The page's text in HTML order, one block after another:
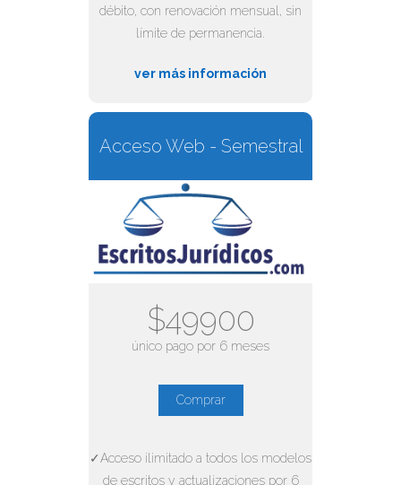
débito, con renovación mensual, sin
límite de permanencia.
ver más información
Acceso Web - Semestral
$49900
único pago por 6 meses
Comprar
✓Acceso ilimitado a todos los modelos
de escritos y actualizaciones por 6